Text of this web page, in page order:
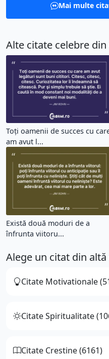
Mai multe
Alte citate celebre din
Toţi oamenii de succes cu
am avut l...
Există două moduri de a
înfrunta viitoru...
Alege un citat din
Citate Motivationale
Citate Spiritualitate
Citate Crestine (6161)